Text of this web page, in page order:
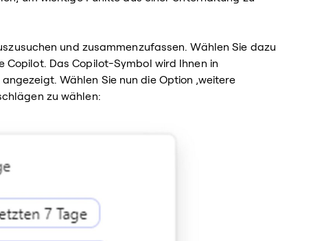
und zusammenzufassen. Wählen Sie dazu
Das Copilot-Symbol wird Ihnen in
Wählen Sie nun die Option ‚weitere
zu wählen: